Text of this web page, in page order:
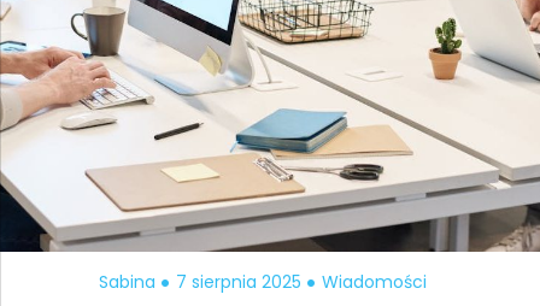
Sabina 7 sierpnia 2025 Wiadomości